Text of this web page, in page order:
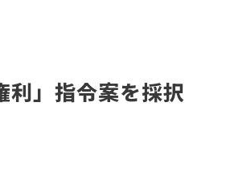
利」指令案を採択